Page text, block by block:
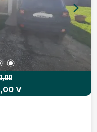
de valorização.
V